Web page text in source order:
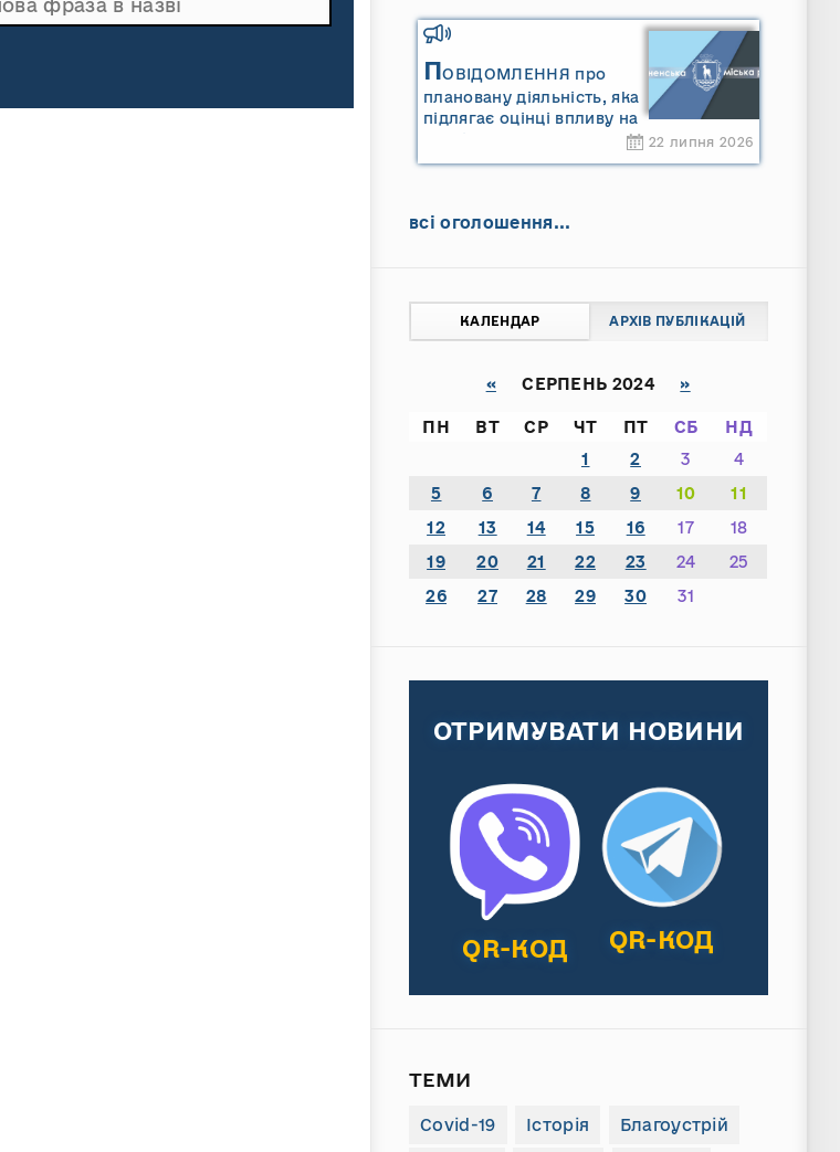
ПОВІДОМЛЕННЯ про
плановану діяльність, яка
підлягає оцінці впливу на
довкілля ТОВАРИСТВО З
ОБМЕЖЕНОЮ
22 липня 2026
всі оголошення...
КАЛЕНДАР АРХІВ ПУБЛІКАЦІЙ
«СЕРПЕНЬ 2024 »
ПН ВТ СР ЧТ ПТ СБ
НД
1
2 3
4
5
6 7 8 9 10
11
12
13 14 15 16 17
18
19
20 21 22 23 24
25
26
27 28 29 30 31
ОТРИМУВАТИ НОВИНИ
QR-КОД QR-КОД
ТЕМИ
Covid-19 Історія Благоустрій